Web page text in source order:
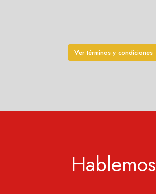
Ver términos y condiciones
Hablemos